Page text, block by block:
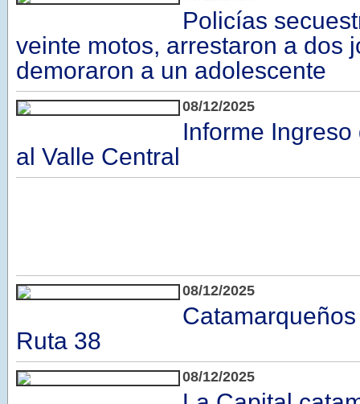
Policías
veinte motos, arrestaron a dos
demoraron a un adolescente
08/12/2025
Informe
al Valle Central
08/12/2025
Ruta 38
08/12/2025